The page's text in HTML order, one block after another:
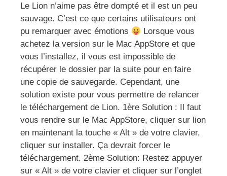
Le Lion n’aime pas être dompté et il est un peu
sauvage. C’est ce que certains utilisateurs ont
pu remarquer avec émotions
Lorsque vous
achetez la version sur le Mac AppStore et que
vous l’installez, il vous est impossible de
récupérer le dossier par la suite pour en faire
une copie de sauvegarde. Cependant, une
solution existe pour vous permettre de relancer
le téléchargement de Lion. 1ère Solution : Il faut
vous rendre sur le Mac AppStore, cliquer sur lion
en maintenant la touche « Alt » de votre clavier,
cliquer sur installer. Ça devrait forcer le
téléchargement. 2ème Solution: Restez appuyer
sur « Alt » de votre clavier et cliquer sur l’onglet